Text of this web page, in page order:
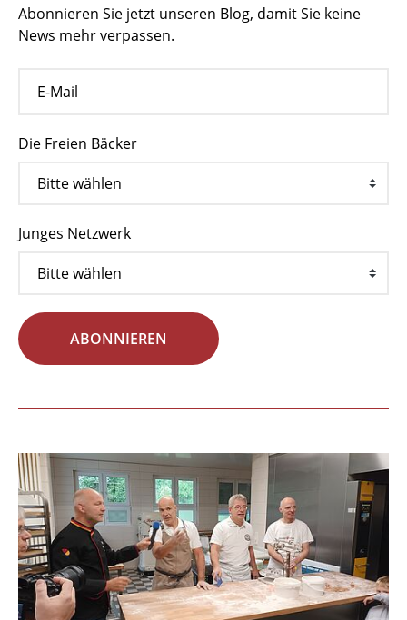
Abonnieren Sie jetzt unseren Blog, damit Sie keine
News mehr verpassen.
Die Freien Bäcker
Junges Netzwerk
ABONNIEREN